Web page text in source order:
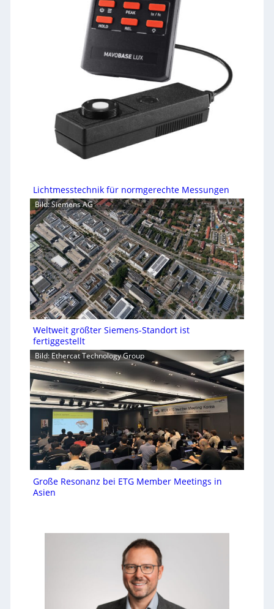
Lichtmesstechnik für normgerechte Messungen
Bild: Siemens AG
Weltweit größter Siemens-Standort ist
fertiggestellt
Bild: Ethercat Technology Group
Große Resonanz bei ETG Member Meetings in
Asien